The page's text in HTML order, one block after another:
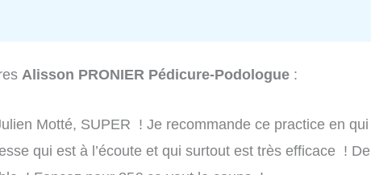
Alisson PRONIER Pédicure-Podologue :
Motté, SUPER ! Je recommande ce practice en qui
qui est à l’écoute et qui surtout est très efficace ! De